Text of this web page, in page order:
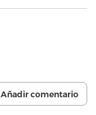
Añadir comentario